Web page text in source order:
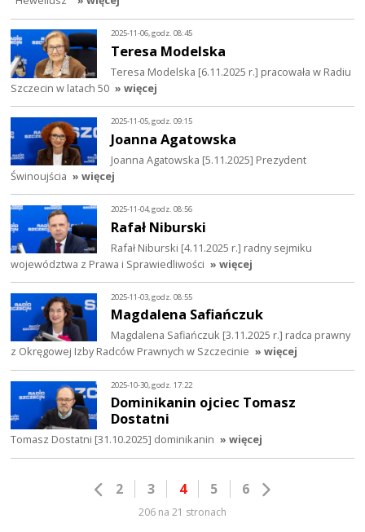
2025-11-06, godz. 08:45
Teresa Modelska
Teresa Modelska [6.11.2025 r.] pracowała w Radiu
Szczecin w latach 50 » więcej
2025-11-05, godz. 09:15
Joanna Agatowska
Joanna Agatowska [5.11.2025] Prezydent
Świnoujścia » więcej
2025-11-04, godz. 08:56
Rafał Niburski
Rafał Niburski [4.11.2025 r.] radny sejmiku
województwa z Prawa i Sprawiedliwości » więcej
2025-11-03, godz. 08:55
Magdalena Safiańczuk
Magdalena Safiańczuk [3.11.2025 r.] radca prawny
z Okręgowej Izby Radców Prawnych w Szczecinie » więcej
2025-10-30, godz. 17:22
Dominikanin ojciec Tomasz
Dostatni
Tomasz Dostatni [31.10.2025] dominikanin » więcej
2 3 4 5 6
206 na 21 stronach